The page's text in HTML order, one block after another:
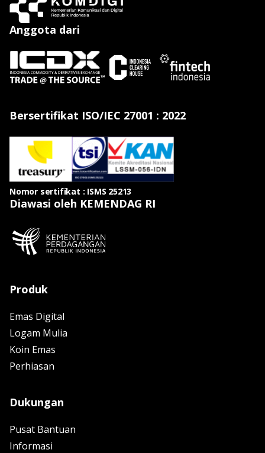
Anggota dari
Bersertifikat ISO/IEC 27001 : 2022
Nomor sertifikat : ISMS 25213
Diawasi oleh KEMENDAG RI
Produk
Emas Digital
Logam Mulia
Koin Emas
Perhiasan
Dukungan
Pusat Bantuan
Informasi